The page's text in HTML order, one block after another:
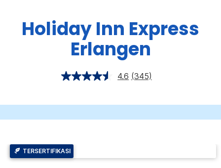
Holiday Inn Express
Erlangen
4.6 (345)
TERSERTIFIKASI